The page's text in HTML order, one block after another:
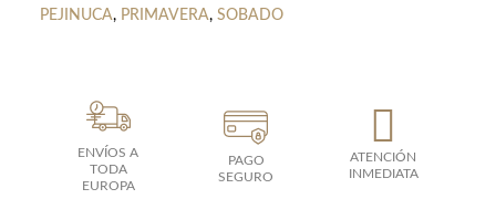
PEJINUCA, PRIMAVERA, SOBADO
ENVÍOS A
TODA
EUROPA
PAGO
SEGURO
ATENCIÓN
INMEDIATA